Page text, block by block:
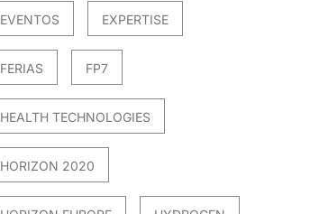
EVENTOS EXPERTISE
FERIAS FP7
HEALTH TECHNOLOGIES
HORIZON 2020